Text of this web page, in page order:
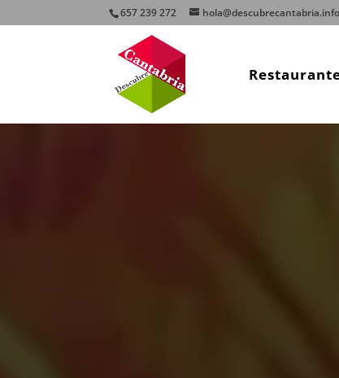
657 239 272 hola@descubrecantabria.info